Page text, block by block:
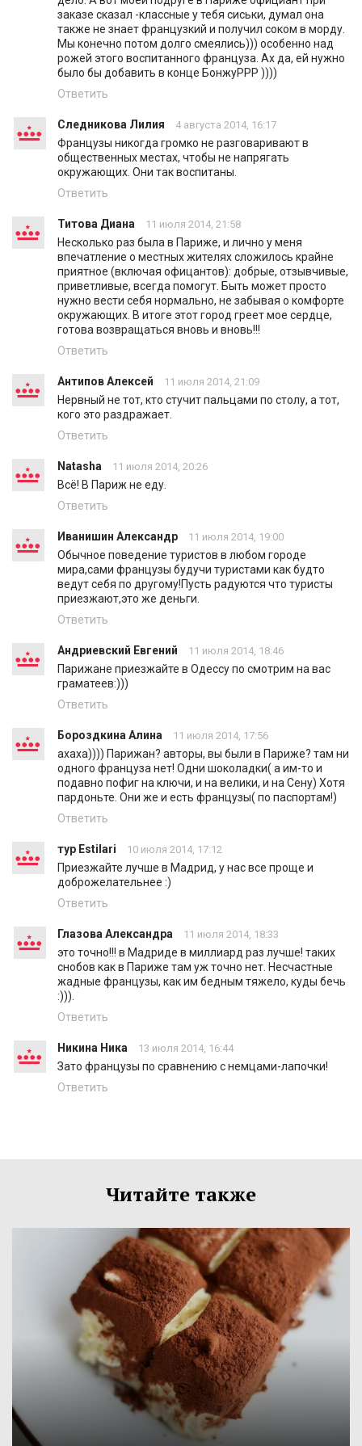
заказе сказал -классные у тебя сиськи, думал она
также не знает французкий и получил соком в морду.
Мы конечно потом долго смеялись))) особенно над
рожей этого воспитанного француза. Ах да, ей нужно
было бы добавить в конце БонжуРРР ))))
Ответить
Следникова Лилия 4 августа 2014, 16:17
Французы никогда громко не разговаривают в
общественных местах, чтобы не напрягать
окружающих. Они так воспитаны.
Ответить
Титова Диана 11 июля 2014, 21:58
Несколько раз была в Париже, и лично у меня
впечатление о местных жителях сложилось крайне
приятное (включая офицантов): добрые, отзывчивые,
приветливые, всегда помогут. Быть может просто
нужно вести себя нормально, не забывая о комфорте
окружающих. В итоге этот город греет мое сердце,
готова возвращаться вновь и вновь!!!
Ответить
Антипов Алексей 11 июля 2014, 21:09
Нервный не тот, кто стучит пальцами по столу, а тот,
кого это раздражает.
Ответить
Natasha 11 июля 2014, 20:26
Всё! В Париж не еду.
Ответить
Иванишин Александр 11 июля 2014, 19:00
Обычное поведение туристов в любом городе
мира,сами французы будучи туристами как будто
ведут себя по другому!Пусть радуются что туристы
приезжают,это же деньги.
Ответить
Андриевский Евгений 11 июля 2014, 18:46
Парижане приезжайте в Одессу по смотрим на вас
граматеев:)))
Ответить
Бороздкина Алина 11 июля 2014, 17:56
ахаха)))) Парижан? авторы, вы были в Париже? там ни
одного француза нет! Одни шоколадки( а им-то и
подавно пофиг на ключи, и на велики, и на Сену) Хотя
пардоньте. Они же и есть французы( по паспортам!)
Ответить
тур Estilari 10 июля 2014, 17:12
Приезжайте лучше в Мадрид, у нас все проще и
доброжелательнее :)
Ответить
Глазова Александра 11 июля 2014, 18:33
это точно!!! в Мадриде в миллиард раз лучше! таких
снобов как в Париже там уж точно нет. Несчастные
жадные французы, как им бедным тяжело, куды бечь
:))).
Ответить
Никина Ника 13 июля 2014, 16:44
Зато французы по сравнению с немцами-лапочки!
Ответить
Читайте также